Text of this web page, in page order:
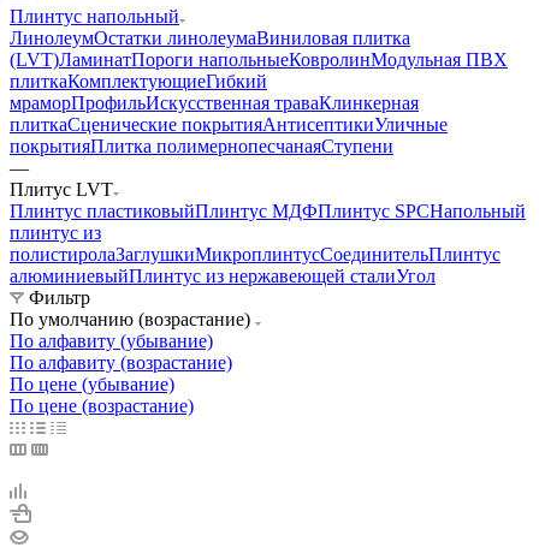
Плинтус напольный
ЛинолеумОстатки линолеумаВиниловая плитка
(LVT)ЛаминатПороги напольныеКовролинМодульная ПВХ
плиткаКомплектующиеГибкий
мраморПрофильИскусственная траваКлинкерная
плиткаСценические покрытияАнтисептикиУличные
покрытияПлитка полимернопесчанаяСтупени
—
Плитус LVT
Плинтус пластиковыйПлинтус МДФПлинтус SPCНапольный
плинтус из
полистиролаЗаглушкиМикроплинтусСоединительПлинтус
алюминиевыйПлинтус из нержавеющей сталиУгол
Фильтр
По умолчанию (возрастание)
По алфавиту (убывание)
По алфавиту (возрастание)
По цене (убывание)
По цене (возрастание)